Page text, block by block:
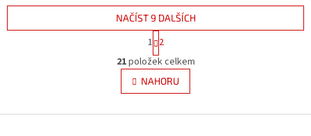
O
v
l
á
NAČÍST 9 DALŠÍCH
S
t
r
á
n
k
v
1 2
21položek celkem
NAHORU